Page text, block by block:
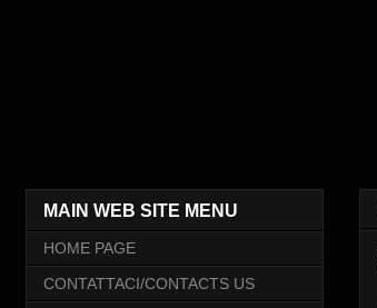
MAIN WEB SITE MENU
HOME PAGE
CONTATTACI/CONTACTS US